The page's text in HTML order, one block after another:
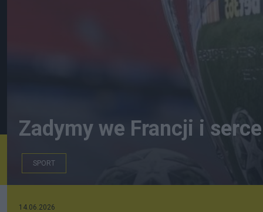
Zadymy we Francji i
SPORT
14.06.2026